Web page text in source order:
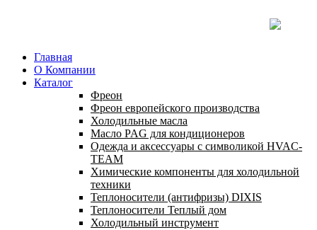
Главная
О Компании
Каталог
Фреон
Фреон европейского производства
Холодильные масла
Масло PAG для кондиционеров
Одежда и аксессуары с символикой HVAC-
TEAM
Химические компоненты для холодильной
техники
Теплоносители (антифризы) DIXIS
Теплоносители Теплый дом
Холодильный инструмент